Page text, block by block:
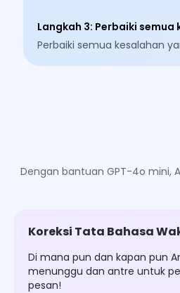
Langkah 3: Perbaiki semua
Perbaiki semua kesalahan
Dengan bantuan GPT-4o mini,
Koreksi Tata Bahasa
Di mana pun dan kapan pun
menunggu dan antre untuk
pesan!